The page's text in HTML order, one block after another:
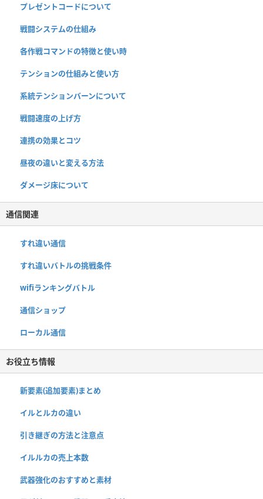
プレゼントコードについて
戦闘システムの仕組み
各作戦コマンドの特徴と使い時
テンションの仕組みと使い方
系統テンションバーンについて
戦闘速度の上げ方
連携の効果とコツ
昼夜の違いと変える方法
ダメージ床について
通信関連
すれ違い通信
すれ違いバトルの挑戦条件
wifiランキングバトル
通信ショップ
ローカル通信
お役立ち情報
新要素(追加要素)まとめ
イルとルカの違い
引き継ぎの方法と注意点
イルルカの売上本数
武器強化のおすすめと素材